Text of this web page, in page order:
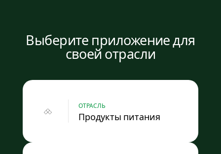
Выберите приложение для
своей отрасли
ОТРАСЛЬ
Продукты питания